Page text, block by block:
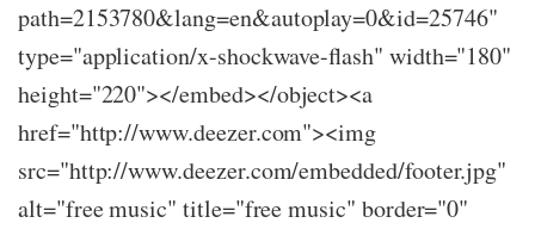
path=2153780&lang=en&autoplay=0&id=25746"
type="application/x-shockwave-flash" width="180"
height="220"></embed></object><a
href="http://www.deezer.com"><img
src="http://www.deezer.com/embedded/footer.jpg"
alt="free music" title="free music" border="0"